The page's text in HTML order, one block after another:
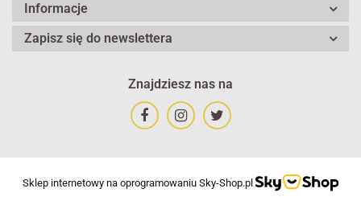
Informacje
Zapisz się do newslettera
Znajdziesz nas na
Sklep internetowy na oprogramowaniu Sky-Shop.pl